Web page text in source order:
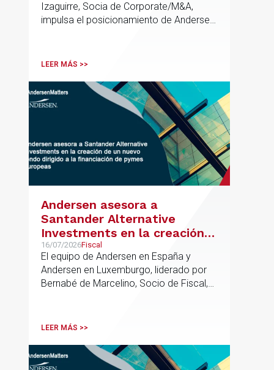
Izaguirre, Socia de Corporate/M&A,
impulsa el posicionamiento de Andersen
procesos estratégicos de M&A
LEER MÁS >>
Andersen asesora a
Santander Alternative
Investments en la creación
de un nuevo fondo dirigido a
la financiación de pymes
europeas
16/07/2026Fiscal
El equipo de Andersen en España y
Andersen en Luxemburgo, liderado por
Bernabé de Marcelino, Socio de Fiscal,
formación del fondo, hasta el primer
LEER MÁS >>